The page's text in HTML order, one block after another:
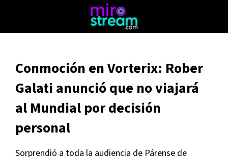
Conmoción en Vorterix: Rober
Galati anunció que no viajará
al Mundial por decisión
personal
Sorprendió a toda la audiencia de Párense de